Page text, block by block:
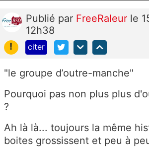
Publié par FreeRaleur le
12h38
!
citer
"le groupe d’outre-manche"
Pourquoi pas non plus plus
?
Ah là là... toujours la même
boites grossissent et peu à